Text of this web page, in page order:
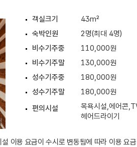
객실크기
43m²
숙박인원
2명(최대 4명)
비수기주중
110,000원
비수기주말
130,000원
성수기주중
180,000원
성수기주말
180,000원
편의시설
목욕시설,에어콘
헤어드라이기
이용 요금이 수시로 변동됨에 따라 이용 요